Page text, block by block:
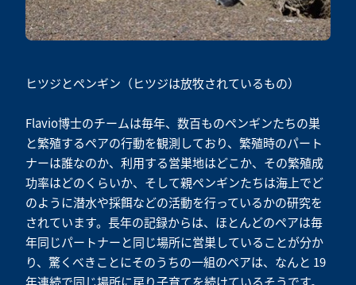
ヒツジとペンギン（ヒツジは放牧されているもの）
Flavio博士のチームは毎年、数百ものペンギンたちの巣
と繁殖するペアの行動を観測しており、繁殖時のパート
ナーは誰なのか、利用する営巣地はどこか、その繁殖成
功率はどのくらいか、そして親ペンギンたちは海上でど
のように潜水や採餌などの活動を行っているかの研究を
されています。長年の記録からは、ほとんどのペアは毎
年同じパートナーと同じ場所に営巣していることが分か
り、驚くべきことにそのうちの一組のペアは、なんと 19
年連続で同じ場所に戻り子育てを続けているそうです。